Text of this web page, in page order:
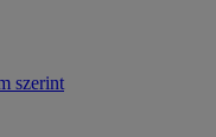
szerint